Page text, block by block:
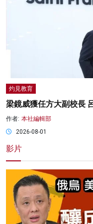
灼見教育
梁鏡威獲任方大副校長
作者: 本社編輯部
2026-08-01
影片